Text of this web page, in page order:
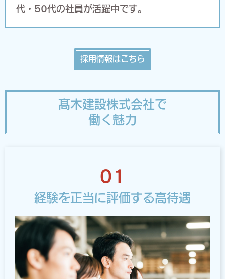
代・50代の社員が活躍中です。
採用情報はこちら
髙木建設株式会社で
働く魅力
01
経験を正当に評価する高待遇